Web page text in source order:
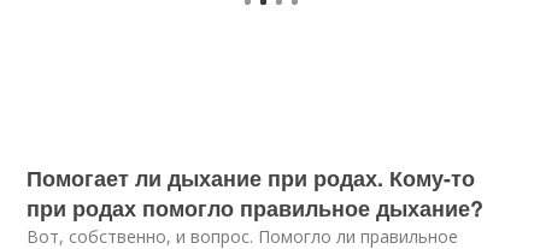
Помогает ли дыхание при родах. Кому-то
при родах помогло правильное дыхание?
Вот, собственно, и вопрос. Помогло ли правильное